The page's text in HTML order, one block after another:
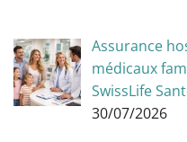
Assurance
médicaux
SwissLife
30/07/2026